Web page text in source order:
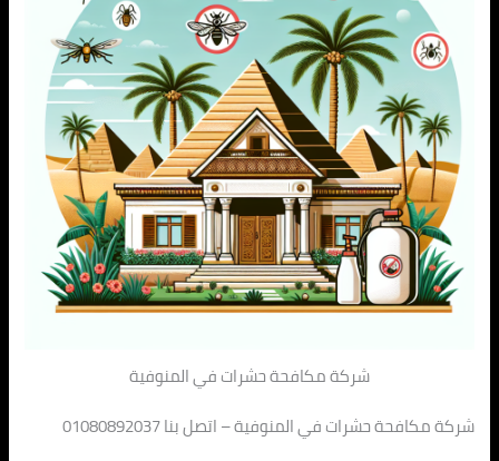
شركة مكافحة حشرات في المنوفية
شركة مكافحة حشرات في المنوفية – اتصل بنا 01080892037